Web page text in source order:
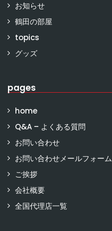
お知らせ
鶴田の部屋
topics
グッズ
pages
home
Q&A – よくある質問
お問い合わせ
お問い合わせメールフォーム
ご挨拶
会社概要
全国代理店一覧